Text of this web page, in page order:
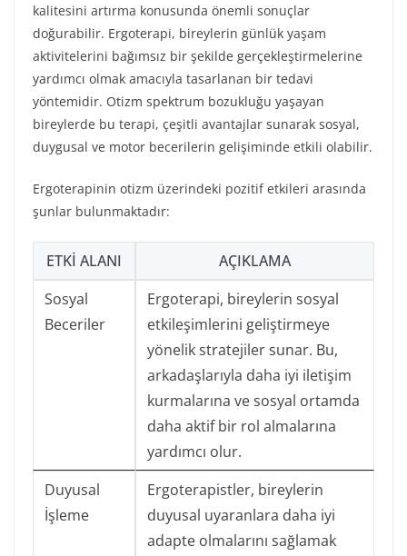
kalitesini artırma konusunda önemli sonuçlar
doğurabilir. Ergoterapi, bireylerin günlük yaşam
aktivitelerini bağımsız bir şekilde gerçekleştirmelerine
yardımcı olmak amacıyla tasarlanan bir tedavi
yöntemidir. Otizm spektrum bozukluğu yaşayan
bireylerde bu terapi, çeşitli avantajlar sunarak sosyal,
duygusal ve motor becerilerin gelişiminde etkili olabilir.
Ergoterapinin otizm üzerindeki pozitif etkileri arasında
şunlar bulunmaktadır:
ETKI ALANI
AÇIKLAMA
Sosyal
Beceriler
Ergoterapi, bireylerin sosyal
etkileşimlerini geliştirmeye
yönelik stratejiler sunar. Bu,
arkadaşlarıyla daha iyi iletişim
kurmalarına ve sosyal ortamda
daha aktif bir rol almalarına
yardımcı olur.
Duyusal
İşleme
Ergoterapistler, bireylerin
duyusal uyaranlara daha iyi
adapte olmalarını sağlamak